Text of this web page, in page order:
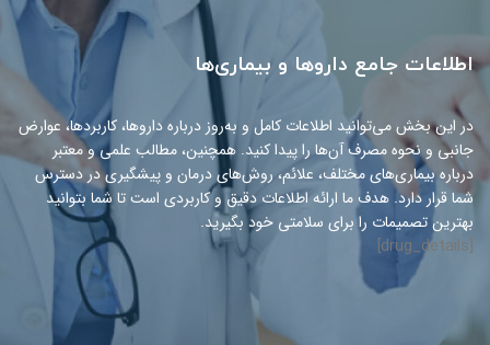
اطلاعات جامع داروها و بیماری‌ها
در این بخش می‌توانید اطلاعات کامل و به‌روز درباره داروها، کاربردها، عوارض
جانبی و نحوه مصرف آن‌ها را پیدا کنید. همچنین، مطالب علمی و معتبر
درباره بیماری‌های مختلف، علائم، روش‌های درمان و پیشگیری در دسترس
شما قرار دارد. هدف ما ارائه اطلاعات دقیق و کاربردی است تا شما بتوانید
بهترین تصمیمات را برای سلامتی خود بگیرید.